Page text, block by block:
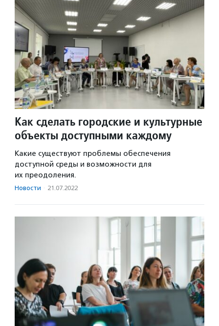
Как сделать городские и культурные
объекты доступными каждому
Какие существуют проблемы обеспечения
доступной среды и возможности для
их преодоления.
Новости · 21.07.2022